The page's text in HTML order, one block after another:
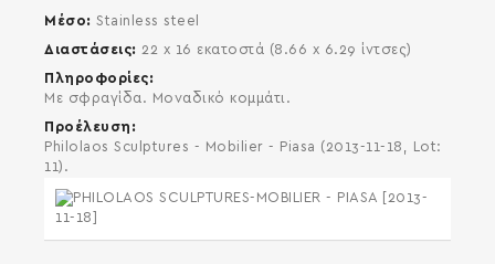
Μέσο
Stainless steel
Διαστάσεις
22 x 16 εκατοστά (8.66 x 6.29 ίντσες)
Πληροφορίες
Με σφραγίδα. Μοναδικό κομμάτι.
Προέλευση
Philolaos Sculptures - Mobilier - Piasa (2013-11-18, Lot:
11).